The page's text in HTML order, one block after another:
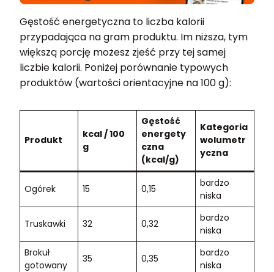
Gęstość energetyczna to liczba kalorii
przypadająca na gram produktu. Im niższa, tym
większą porcję możesz zjeść przy tej samej
liczbie kalorii. Poniżej porównanie typowych
produktów (wartości orientacyjne na 100 g):
Produkt
kcal / 100
g
Gęstość
energety
czna
(kcal/g)
Kategoria
wolumetr
yczna
Ogórek 15 0,15
bardzo
niska
Truskawki 32 0,32
bardzo
niska
Brokuł
gotowany
35 0,35
bardzo
niska